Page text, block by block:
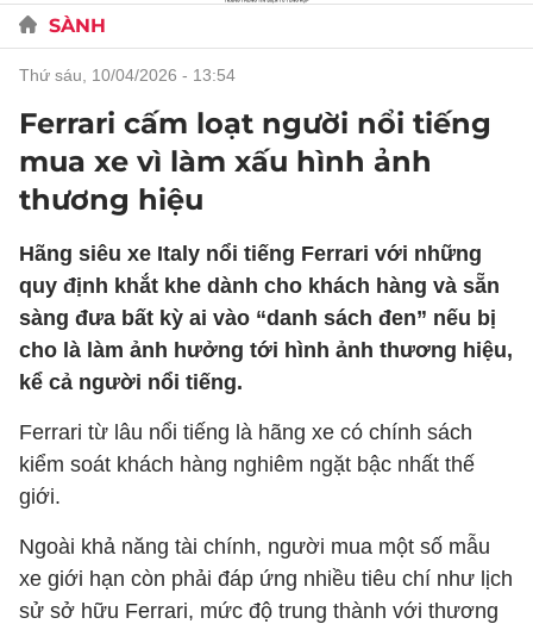
SÀNH
thứ sáu, 10/04/2026 - 13:54
Ferrari cấm loạt người nổi tiếng
mua xe vì làm xấu hình ảnh
thương hiệu
Hãng siêu xe Italy nổi tiếng Ferrari với những
quy định khắt khe dành cho khách hàng và sẵn
sàng đưa bất kỳ ai vào “danh sách đen” nếu bị
cho là làm ảnh hưởng tới hình ảnh thương hiệu,
kể cả người nổi tiếng.
Ferrari từ lâu nổi tiếng là hãng xe có chính sách
kiểm soát khách hàng nghiêm ngặt bậc nhất thế
giới.
Ngoài khả năng tài chính, người mua một số mẫu
xe giới hạn còn phải đáp ứng nhiều tiêu chí như lịch
sử sở hữu Ferrari, mức độ trung thành với thương